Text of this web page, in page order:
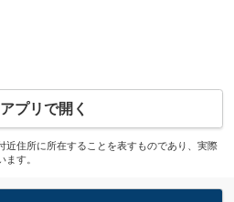
プリで開く
住所に所在することを表すものであり、実際
す。